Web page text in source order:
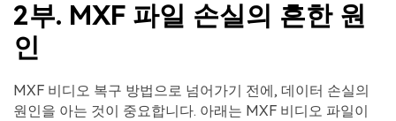
2부. MXF 파일 손실의 흔한 원
인
MXF 비디오 복구 방법으로 넘어가기 전에, 데이터 손실의
원인을 아는 것이 중요합니다. 아래는 MXF 비디오 파일이